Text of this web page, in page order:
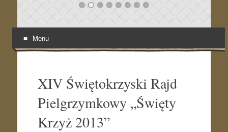
Menu
contentXIV Świętokrzyski Rajd
Pielgrzymkowy „Święty
Krzyż 2013”